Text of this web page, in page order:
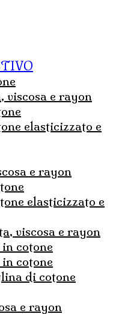
viscosa e rayon
e rayon
viscosa e rayon
in cotone
di cotone
e rayon